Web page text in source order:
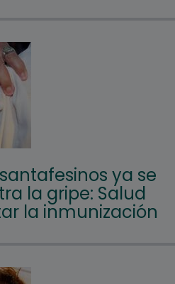
ya se
la gripe: Salud
la inmunización